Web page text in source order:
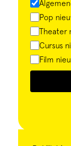
Pop
Theater
Cursus
Film